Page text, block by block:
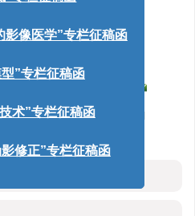
Metal Artifact
on Quantitative
CT
, MA Zixuan
Tongren Hospital, Capital
China
”专栏征稿函
影像医学”专栏征稿函
型”专栏征稿函
技术”专栏征稿函
影修正”专栏征稿函